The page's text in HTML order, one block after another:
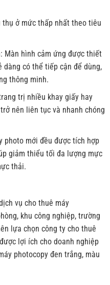
ở mức thấp nhất theo tiêu
Màn hình cảm ứng được thiết
có thể tiếp cận để dùng,
thông minh.
trị nhiều khay giấy hay
nên liên tục và nhanh chóng
photo mới đều được tích hợp
giảm thiểu tối đa lượng mực
thải.
vụ cho thuê máy
khu công nghiệp, trường
lựa chọn công ty cho thuê
lợi ích cho doanh nghiệp
photocopy đen trắng, màu